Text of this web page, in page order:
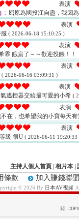
表演
屈原為國投江自盡，我因
表演
( 2026-06-18 15:10:25 )
表演
霏 餓扁了～～歡迎投餵！！
表演
( 2026-06-16 03:09:31 )
表演
遙控器交給最可愛的小希 (
表演
在，也希望我的小寶每天
表演
級 很U ( 2026-06-11 19:20:33
主持人個人首頁 相片本
條款 加入賺錢聯盟
© 2026 By 日本AV視頻